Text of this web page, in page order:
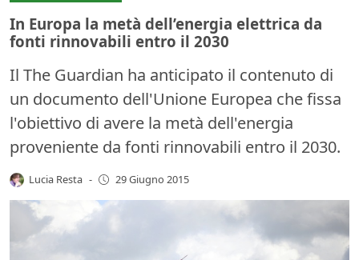
In Europa la metà dell’energia elettrica da
fonti rinnovabili entro il 2030
Il The Guardian ha anticipato il contenuto di
un documento dell'Unione Europea che fissa
l'obiettivo di avere la metà dell'energia
proveniente da fonti rinnovabili entro il 2030.
Lucia Resta - 29 Giugno 2015